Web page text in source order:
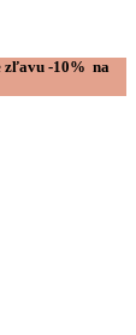
zľavu -10% na